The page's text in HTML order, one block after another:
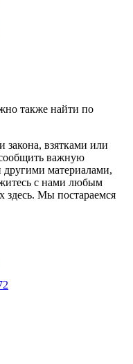
также найти по
взятками или
важную
материалами,
с нами любым
здесь. Мы постараемся